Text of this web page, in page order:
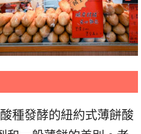
種發酵的紐約式薄餅酸